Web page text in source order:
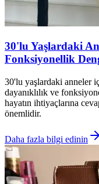
30'lu Yaşlardaki
Fonksiyonellik
30'lu yaşlardaki anneler
dayanıklılık ve
hayatın ihtiyaçlarına
önemlidir.
Daha fazla bilgi edinin